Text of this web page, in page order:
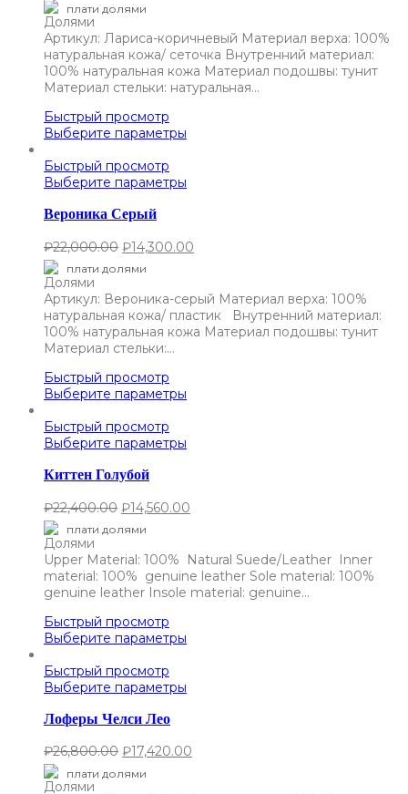
плати долями
Артикул: Лариса-коричневый Материал верха: 100%
натуральная кожа/ сеточка Внутренний материал:
100% натуральная кожа Материал подошвы: тунит
Материал стельки: натуральная…
Быстрый просмотр
Выберите параметры
Быстрый просмотр
Выберите параметры
Вероника Серый
₽22,000.00 ₽14,300.00
плати долями
Артикул: Вероника-серый Материал верха: 100%
натуральная кожа/ пластик Внутренний материал:
100% натуральная кожа Материал подошвы: тунит
Материал стельки:…
Быстрый просмотр
Выберите параметры
Быстрый просмотр
Выберите параметры
Киттен Голубой
₽22,400.00 ₽14,560.00
плати долями
Upper Material: 100% Natural Suede/Leather Inner
material: 100% genuine leather Sole material: 100%
genuine leather Insole material: genuine…
Быстрый просмотр
Выберите параметры
Быстрый просмотр
Выберите параметры
Лоферы Челси Лео
₽26,800.00 ₽17,420.00
плати долями